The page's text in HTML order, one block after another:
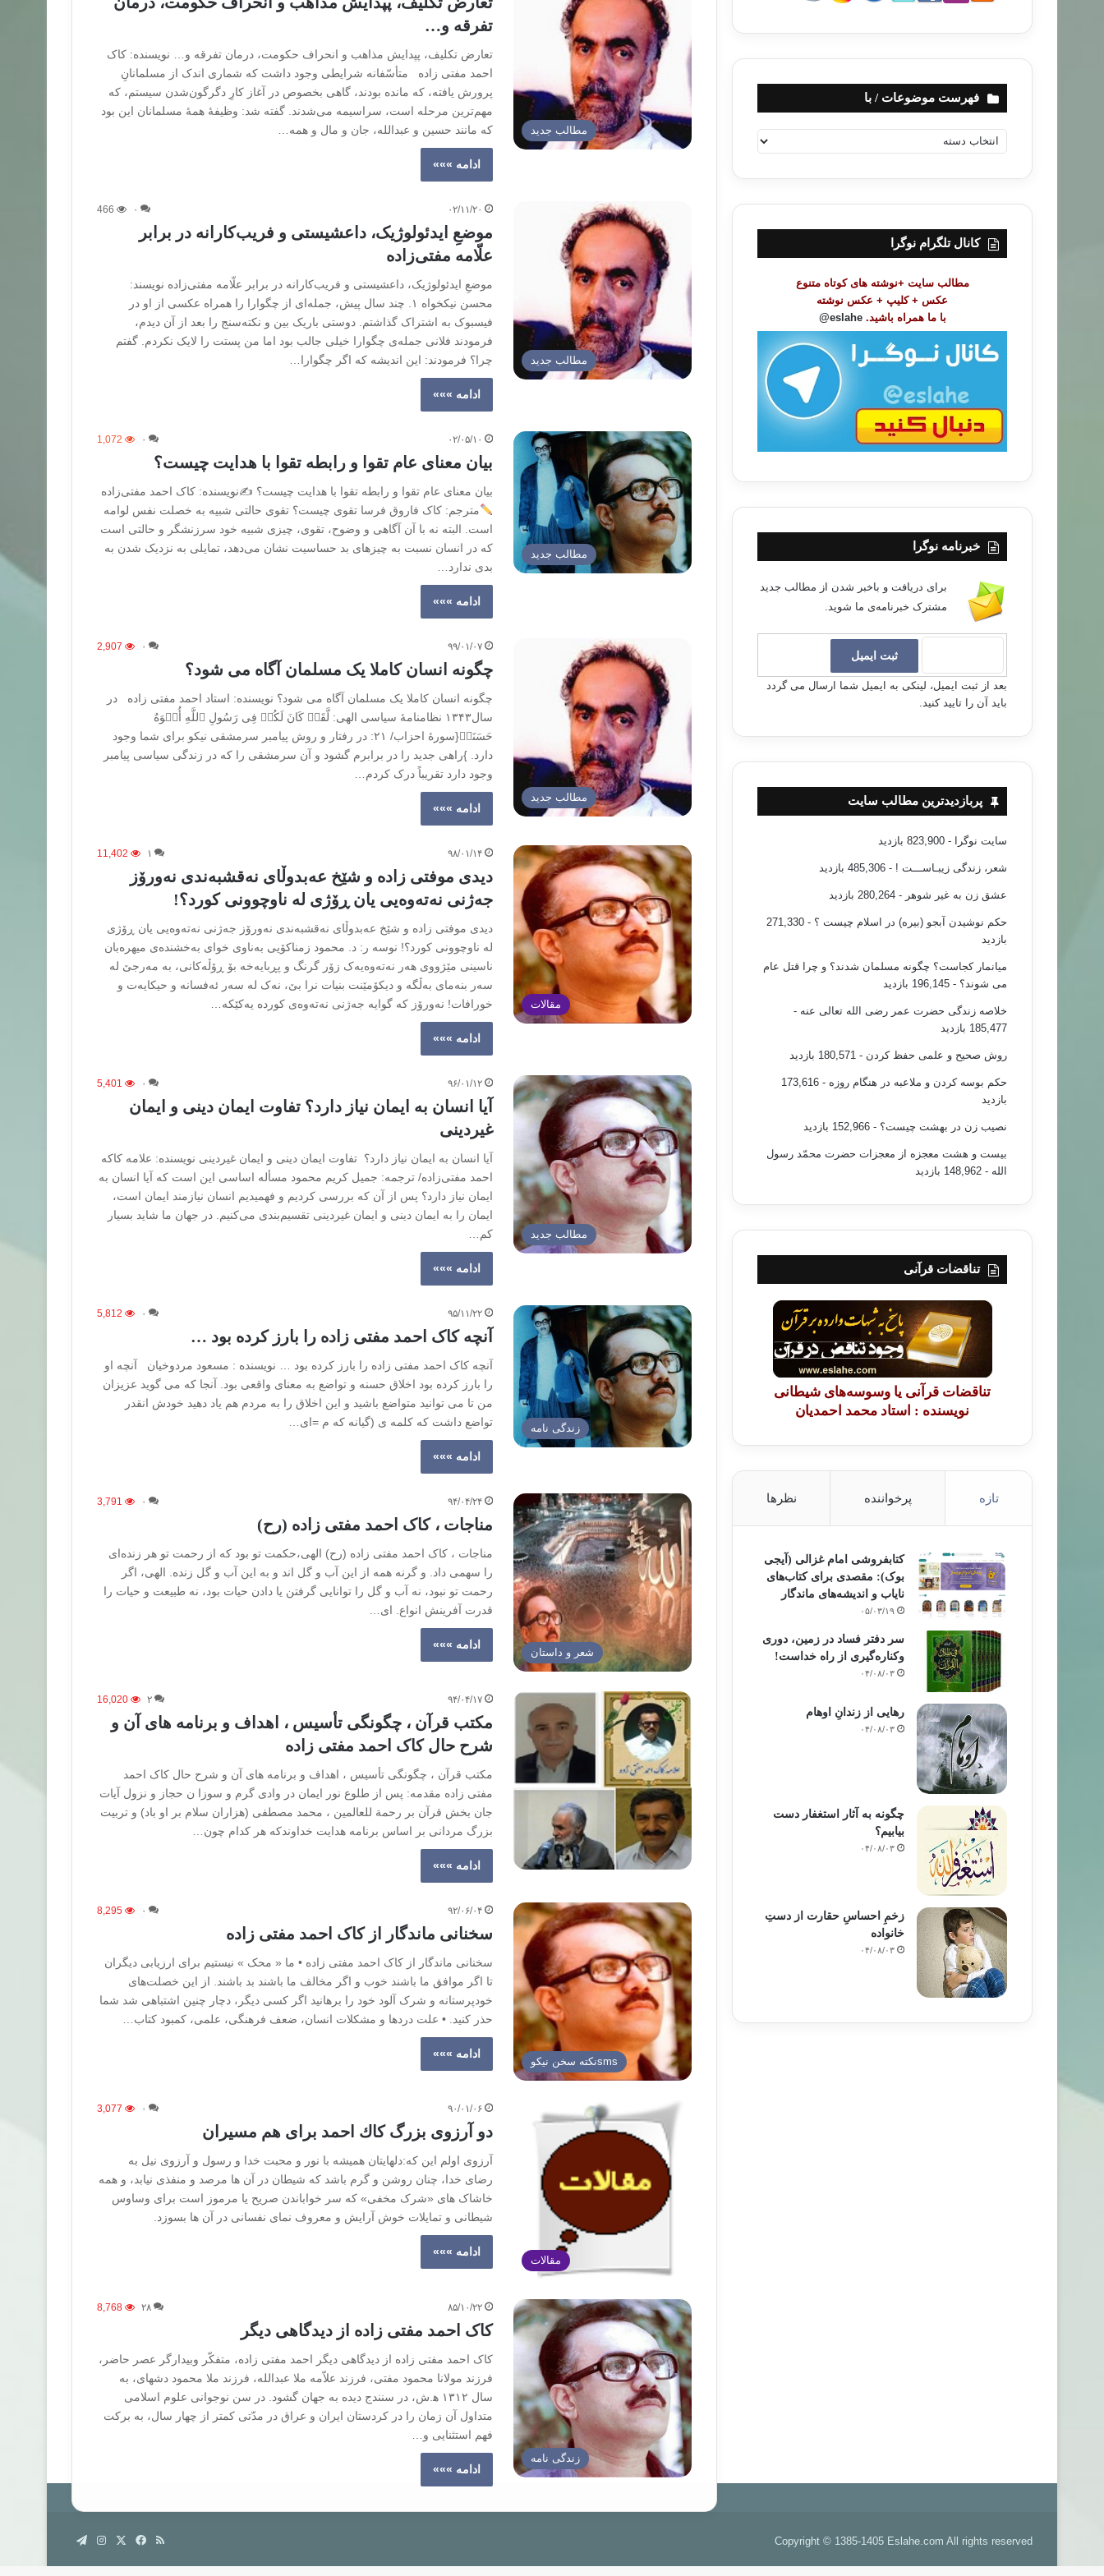
مطالب جدید
تفرقه و…
تعارض تکلیف، پپدایش مذاهب و انحراف حکومت، درمان تفرقه و… نویسنده: کاک
احمد مفتی زاده متأسّفانه شرایطی وجود داشت که شماری اندک از مسلمانانِ
پرورش یافته، که مانده بودند، گاهی بخصوص در آغاز کارِ دگرگون‌شدن سیستم، که
مهم‌ترین مرحله است، سراسیمه می‌شدند. گفته شد: وظیفۀ همۀ مسلمانان این بود
که مانند حسین و عبدالله، جان و مال و همه…
ادامه »»»
مطالب جدید
۰۲/۱۱/۲۰ ۰ 466
موضعِ ایدئولوژیک، داعشیستی و فریب‌کارانه در برابر
علّامه مفتی‌زاده
موضعِ ایدئولوژیک، داعشیستی و فریب‌کارانه در برابر علّامه مفتی‌زاده نویسند:
محسن نیکخواه ۱. چند سال پیش، جمله‌ای از چگوارا را همراه عکسی از او در
فیسبوک به اشتراک گذاشتم. دوستی باریک بین و نکته‌سنج را بعد از آن دیدم،
فرمودند فلانی جمله‌ی چگوارا خیلی جالب بود اما من پستت را لایک نکردم. گفتم
چرا؟ فرمودند: این اندیشه که اگر چگوارا…
ادامه »»»
مطالب جدید
۰۲/۰۵/۱۰ ۰ 1,072
بیان معنای عام تقوا و رابطه تقوا با هدایت چیست؟
بیان معنای عام تقوا و رابطه تقوا با هدایت چیست؟ ✍نویسنده: کاک احمد مفتی‌زاده
مترجم: کاک فاروق فرسا تقوى چیست؟ تقوى حالتی شبیه به خصلت نفس لوامه
است. البته نه با آن آگاهی و وضوح، تقوی، چیزی شبیه خود سرزنشگر و حالتی است
که در انسان نسبت به چیزهای بد حساسیت نشان می‌دهد، تمایلی به نزدیک شدن به
بدی ندارد…
ادامه »»»
مطالب جدید
۹۹/۰۱/۰۷ ۰ 2,907
چگونه انسان کاملا یک مسلمان آگاه می شود؟
چگونه انسان کاملا یک مسلمان آگاه می شود؟ نویسنده: استاد احمد مفتی زاده در
سال۱۳۴۳ نظامنامۀ سیاسی الهی: لَّقَدۡ کَانَ لَکُمۡ فِی رَسُولِ ٱللَّهِ أُسۡوَهٌ
حَسَنَهٞ{سورۀ احزاب/ ۲۱: در رفتار و روش پیامبر سرمشقی نیکو برای شما وجود
دارد. }راهی جدید را در برابرم گشود و آن سرمشقی را که در زندگی سیاسی پیامبر
وجود دارد تقریباً درک کردم…
ادامه »»»
مقالات
۹۸/۰۱/۱۴ ۱ 11,402
دیدی موفتی زادە و شێخ عەبدوڵای نەقشبەندی نەورۆز
جەژنی نەتەوەیی یان ڕۆژی لە ناوچوونی کورد؟!
دیدی موفتی زادە و شێخ عەبدوڵای نەقشبەندی نەورۆز جەژنی نەتەوەیی یان ڕۆژی
لە ناوچوونی کورد؟! نوسه ر: د. محمود زمناکۆیی بەناوی خوای بەخشندەی میهرەبان
ناسینی مێژووی هەر نەتەوەیەک زۆر گرنگ و پڕبایەخە بۆ ڕۆڵەکانی، بە مەرجێ لە
سەر بنەمای بەڵگە و دیکۆمێنت بنیات نرا بێ، نەک لە سەر ئەفسانە و حیکایەت و
خورافات! نەورۆز کە گوایە جەژنی نەتەوەی کوردە یەکێکە…
ادامه »»»
مطالب جدید
۹۶/۰۱/۱۲ ۰ 5,401
آیا انسان به ایمان نیاز دارد؟ تفاوت ایمان دینی و ایمان
غیردینی
آیا انسان به ایمان نیاز دارد؟ تفاوت ایمان دینی و ایمان غیردینی نویسنده: علامه کاکه
احمد مفتی‌زاده/ ترجمه: جمیل کریم محمود مسأله اساسی این است که آیا انسان به
ایمان نیاز دارد؟ پس از آن که بررسی کردیم و فهمیدیم انسان نیازمند ایمان است،
ایمان را به ایمان دینی و ایمان غیردینی تقسیم‌بندی می‌کنیم. در جهان ما شاید بسیار
کم…
ادامه »»»
زندگی نامه
۹۵/۱۱/۲۲ ۰ 5,812
آنچه کاک احمد مفتی زاده را بارز کرده بود …
آنچه کاک احمد مفتی زاده را بارز کرده بود … نویسنده : مسعود مردوخیان آنچه او
را بارز کرده بود اخلاق حسنه و تواضع به معنای واقعی بود. آنجا که می گوید عزیزان
من تا می توانید متواضع باشید و این اخلاق را به مردم هم یاد دهید خودش انقدر
تواضع داشت که کلمه ی (گیانه که م =ای…
ادامه »»»
شعر و داستان
۹۴/۰۴/۲۴ ۰ 3,791
مناجات ، کاک احمد مفتی زاده (رح)
مناجات ، کاک احمد مفتی زاده (رح) الهی‌،حکمت‌ تو بود که‌ از رحمت‌ تو هر زنده‌ای‌
را سهمی‌ داد. و گرنه‌ همه‌ از این آب‌ و گل اند و به این‌ آب‌ و گل‌ زنده‌. الهی، اگر
رحمت‌ تو نبود، نه‌ آب‌ و گل‌ را توانایی‌ گرفتن‌ یا دادن‌ حیات‌ بود، نه‌ طبیعت‌ و حیات‌ را
قدرت‌ آفرینش‌ انواع. ای‌…
ادامه »»»
۹۴/۰۴/۱۷ ۲ 16,020
مکتب قرآن ، چگونگی تأسیس ، اهداف و برنامه های آن و
شرح حال کاک احمد مفتی زاده
مکتب قرآن ، چگونگی تأسیس ، اهداف و برنامه های آن و شرح حال کاک احمد
مفتی زاده مقدمه: پس از طلوع نور ایمان در وادی گرم و سوزا ن حجاز و نزول آیات
جان بخش قرآن بر رحمة للعالمین ، محمد مصطفی (هزاران سلام بر او باد) و تربیت
بزرگ مردانی بر اساس برنامه هدایت خداوندکه هر کدام چون…
ادامه »»»
smsنكته سخن نيكو
۹۲/۰۶/۰۴ ۰ 8,295
سخنانی ماندگار از کاک احمد مفتی زاده
سخنانی ماندگار از کاک احمد مفتی زاده • ما « محک » نیستیم برای ارزیابی دیگران
تا اگر موافق ما باشند خوب و اگر مخالف ما باشند بد باشند. از این خصلت‌های
خودپرستانه و شرک آلود خود را برهانید اگر کسی دیگر، دچار چنین اشتباهی شد شما
حذر کنید. • علت دردها و مشکلات انسان، ضعف فرهنگی، علمی، کمبود کتاب…
ادامه »»»
مقالات
۹۰/۰۱/۰۶ ۰ 3,077
دو آرزوی بزرگ كاك احمد برای هم مسیران
آرزوی اولم این که:دلهایتان همیشه با نور و محبت خدا و رسول و آرزوی نیل به
رضای خدا، چنان روشن و گرم باشد که شیطان در آن ها مرصد و منفذی نیابد، و همه
خاشاک های «شرک مخفی» که سر خواباندن صریح یا مرموز است برای وساوس
شیطانی و تمایلات خوش آرایش و معروف نمای نفسانی در آن ها بسوزد.
ادامه »»»
زندگی نامه
۸۵/۱۰/۲۲ ۲۸ 8,768
کاک احمد مفتی زاده از دیدگاهی دیگر
کاک احمد مفتی زاده از دیدگاهی دیگر احمد مفتی زاده، متفکّر وبیدارگر عصر حاضر،
فرزند مولانا محمود مفتی، فرزند علاّمه ملا عبدالله، فرزند ملا محمود دشهای، به
سال ۱۳۱۲ ﻫ.ش، در سنندج دیده به جهان گشود. در سن نوجوانی علوم اسلامی
متداول آن زمان را در کردستان ایران و عراق در مدّتی کمتر از چهار سال، به برکت
فهم استثنایی و…
ادامه »»»
فهرست موضوعات / با
ه
ت
ض
کانال تلگرام نوگرا
مطالب سایت +نوشته های کوتاه متنوع
عکس + کلیپ + عکس نوشته
با ما همراه باشید. eslahe@
خبرنامه نوگرا
برای دریافت و باخبر شدن از مطالب جدید
مشترک خبرنامه‌ی ما شوید.
بعد از ثبت ایمیل، لینکی به ایمیل شما ارسال می گردد
باید آن را تایید کنید.
پربازدیدترین مطالب سایت
سایت نوگرا - 823,900 بازدید
شعر، زندگی زیبـاســـت ! - 485,306 بازدید
عشق زن به غیر شوهر - 280,264 بازدید
حکم نوشیدن آبجو (بیره) در اسلام چیست ؟
- 271,330
بازدید
میانمار کجاست؟ چگونه مسلمان شدند؟ و چرا قتل عام
می شوند؟ - 196,145 بازدید
خلاصه زندگی حضرت عمر رضی الله تعالی عنه -
185,477 بازدید
روش صحیح و علمی حفظ کردن - 180,571 بازدید
حکم بوسه کردن و ملاعبه در هنگام روزه
- 173,616
بازدید
نصیب زن در بهشت چیست؟ - 152,966 بازدید
بیست و هشت معجزه از معجزات حضرت محمّد رسول
الله - 148,962 بازدید
تناقضات قرآنی
تناقضات قرآنی یا وسوسه‌های شیطانی
نویسنده : استاد محمد احمدیان
تازه پرخواننده نظرها
کتابفروشی امام غزالی (آیجی
بوک): مقصدی برای کتاب‌های
نایاب و اندیشه‌های ماندگار
۰۵/۰۳/۱۹
سر دفتر فساد در زمین‌، دوری
وکناره‌گیری از راه خداست‌!
۰۴/۰۸/۰۳
رهایی از زندانِ اوهام
۰۴/۰۸/۰۳
چگونه به آثار استغفار دست
بیابیم؟
۰۴/۰۸/۰۳
زخمِ احساسِ حقارت از دستِ
خانواده
۰۴/۰۸/۰۳
Copyright © 1385-1405 Eslahe.com All rights reserved خوراک فیس
اینستاگرام